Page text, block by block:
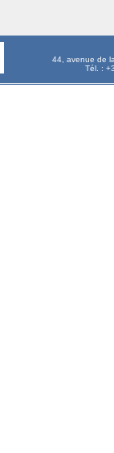
44, avenue de
Tél. :